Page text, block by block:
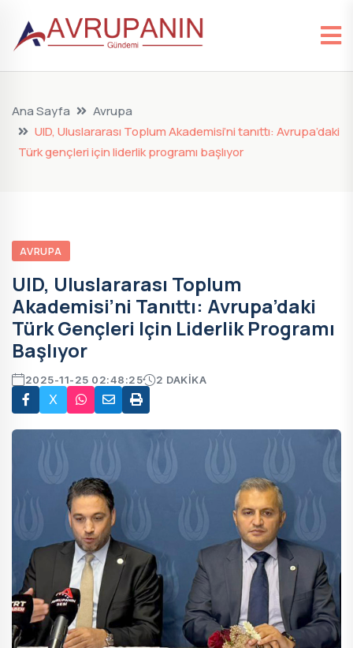
Ana Sayfa
Avrupa
UID, Uluslararası Toplum Akademisi’ni tanıttı: Avrupa’daki
Türk gençleri için liderlik programı başlıyor
AVRUPA
UID, Uluslararası Toplum
Akademisi’ni Tanıttı: Avrupa’daki
Türk Gençleri Için Liderlik Programı
Başlıyor
2025-11-25 02:48:25 2 DAKIKA
X